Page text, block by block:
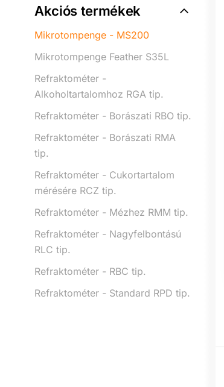
Akciós termékek
Mikrotompenge - MS200
Mikrotompenge Feather S35L
Refraktométer -
Alkoholtartalomhoz RGA tip.
Refraktométer - Borászati RBO tip.
Refraktométer - Borászati RMA
tip.
Refraktométer - Cukortartalom
mérésére RCZ tip.
Refraktométer - Mézhez RMM tip.
Refraktométer - Nagyfelbontású
RLC tip.
Refraktométer - RBC tip.
Refraktométer - Standard RPD tip.